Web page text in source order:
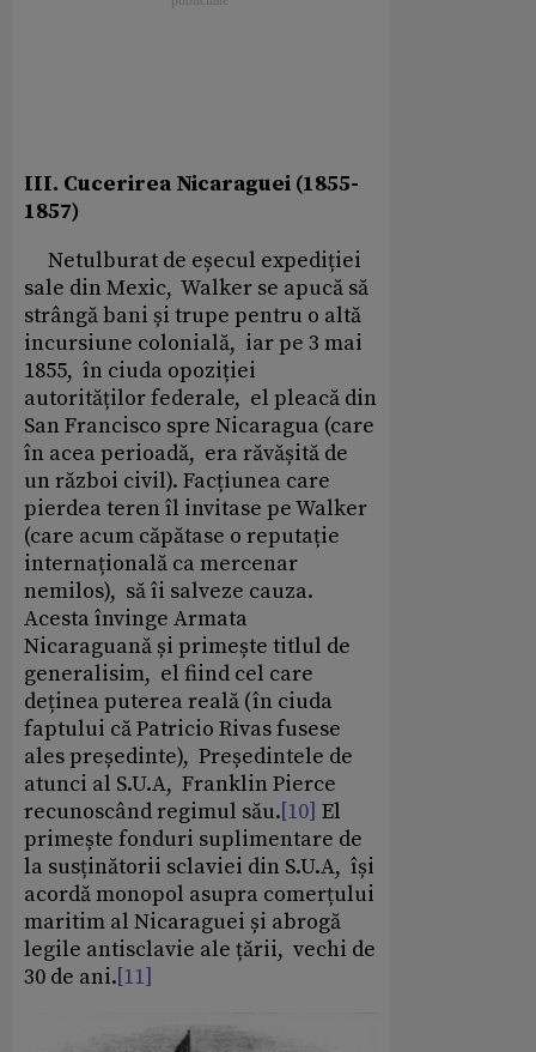
III. Cucerirea Nicaraguei (1855-
1857)
Netulburat de eșecul expediției
sale din Mexic, Walker se apucă să
strângă bani și trupe pentru o altă
incursiune colonială, iar pe 3 mai
1855, în ciuda opoziției
autorităților federale, el pleacă din
San Francisco spre Nicaragua (care
în acea perioadă, era răvășită de
un război civil). Facțiunea care
pierdea teren îl invitase pe Walker
(care acum căpătase o reputație
internațională ca mercenar
nemilos), să îi salveze cauza.
Acesta învinge Armata
Nicaraguană și primește titlul de
generalisim, el fiind cel care
deținea puterea reală (în ciuda
faptului că Patricio Rivas fusese
ales președinte), Președintele de
atunci al S.U.A, Franklin Pierce
recunoscând regimul său.[10] El
primește fonduri suplimentare de
la susținătorii sclaviei din S.U.A, își
acordă monopol asupra comerțului
maritim al Nicaraguei și abrogă
legile antisclavie ale țării, vechi de
30 de ani.[11]